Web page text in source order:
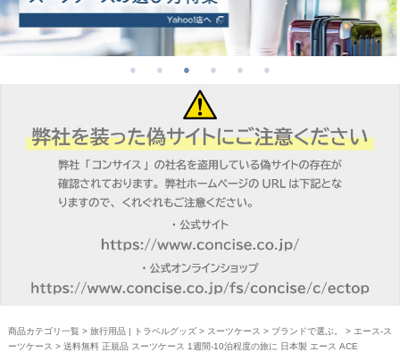
商品カテゴリ一覧 > 旅行用品 | トラベルグッズ> スーツケース > ブランドで選ぶ。 > エース-ス
ーツケース > 送料無料 正規品 スーツケース 1週間-10泊程度の旅に 日本製 エース ACE